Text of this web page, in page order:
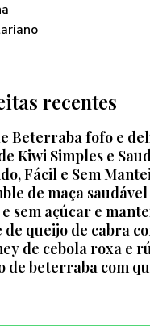
recentes
Beterraba fofo e
Kiwi Simples e
Fácil e Sem
de maça
sem açúcar e
queijo de cabra
de cebola roxa e
de beterraba com